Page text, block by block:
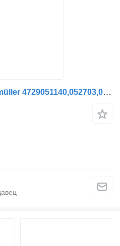
Пневмоклапан Schwarzmüller 4729051140,052703,054435,5814363,A3A4231 WABCO для полуприцепа Schwarzmüller SCHMITZ.KOGEL